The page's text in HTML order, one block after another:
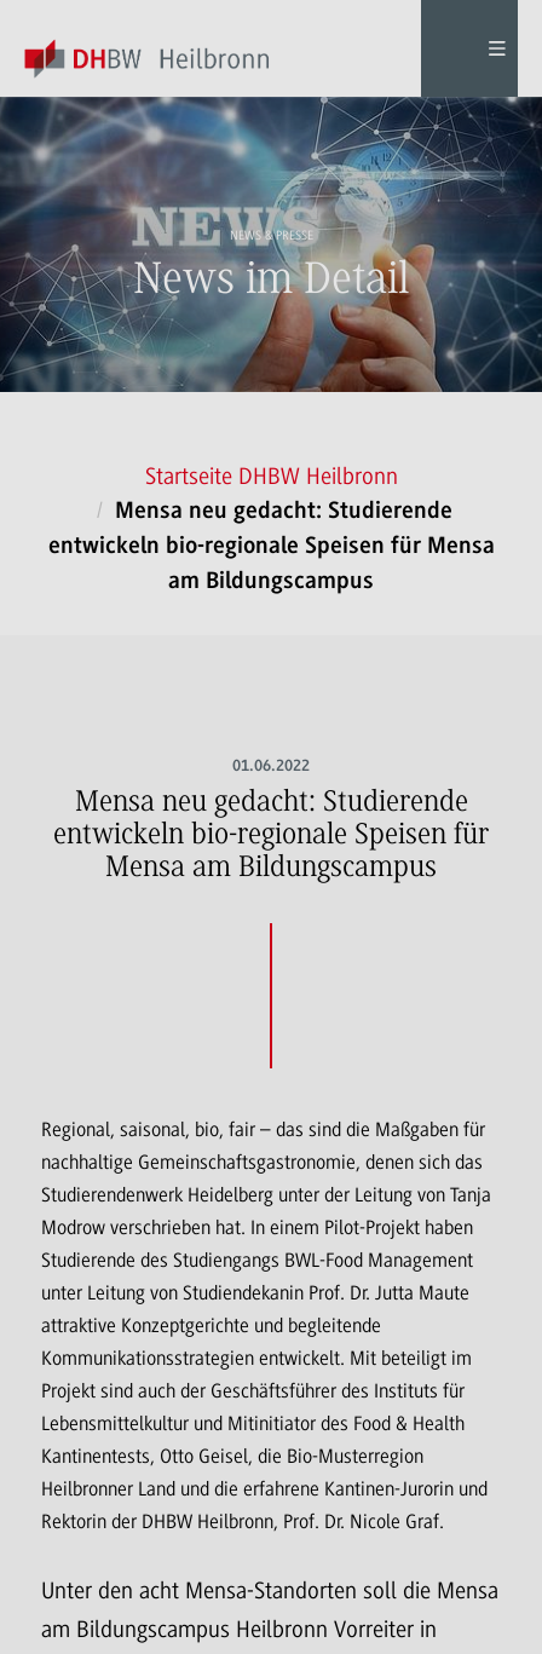
NEWS & PRESSE
News im Detail
Startseite DHBW Heilbronn
Mensa neu gedacht: Studierende
entwickeln bio-regionale Speisen für Mensa
am Bildungscampus
01.06.2022
Mensa neu gedacht: Studierende
entwickeln bio-regionale Speisen für
Mensa am Bildungscampus
Regional, saisonal, bio, fair – das sind die Maßgaben für
nachhaltige Gemeinschaftsgastronomie, denen sich das
Studierendenwerk Heidelberg unter der Leitung von Tanja
Modrow verschrieben hat. In einem Pilot-Projekt haben
Studierende des Studiengangs BWL-Food Management
unter Leitung von Studiendekanin Prof. Dr. Jutta Maute
attraktive Konzeptgerichte und begleitende
Kommunikationsstrategien entwickelt. Mit beteiligt im
Projekt sind auch der Geschäftsführer des Instituts für
Lebensmittelkultur und Mitinitiator des Food & Health
Kantinentests, Otto Geisel, die Bio-Musterregion
Heilbronner Land und die erfahrene Kantinen-Jurorin und
Rektorin der DHBW Heilbronn, Prof. Dr. Nicole Graf.
Unter den acht Mensa-Standorten soll die Mensa
am Bildungscampus Heilbronn Vorreiter in